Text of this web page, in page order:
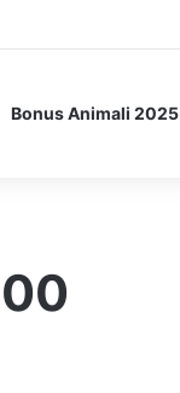
Bonus Animali 2025